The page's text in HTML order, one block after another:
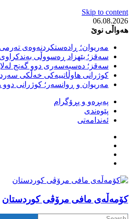
Skip to content
06.08.2026
هەواڵی نوێ
مەریوان؛ ڕادەستکردنەوەی تەرمی
سەقز؛ بێهزاد ڕەسووڵی
سەقز؛ دەسبەسەری دوو گەنج
کوژرانی هاوڵاتییەکی خەڵکی
مەریوان و ڕوانسەر؛ کوژرانی دوو
پەیڕەو و پڕۆگرام
پێوەندی
ئەندامەتی
كۆمه‌ڵه‌ی مافی مرۆڤی کوردستان